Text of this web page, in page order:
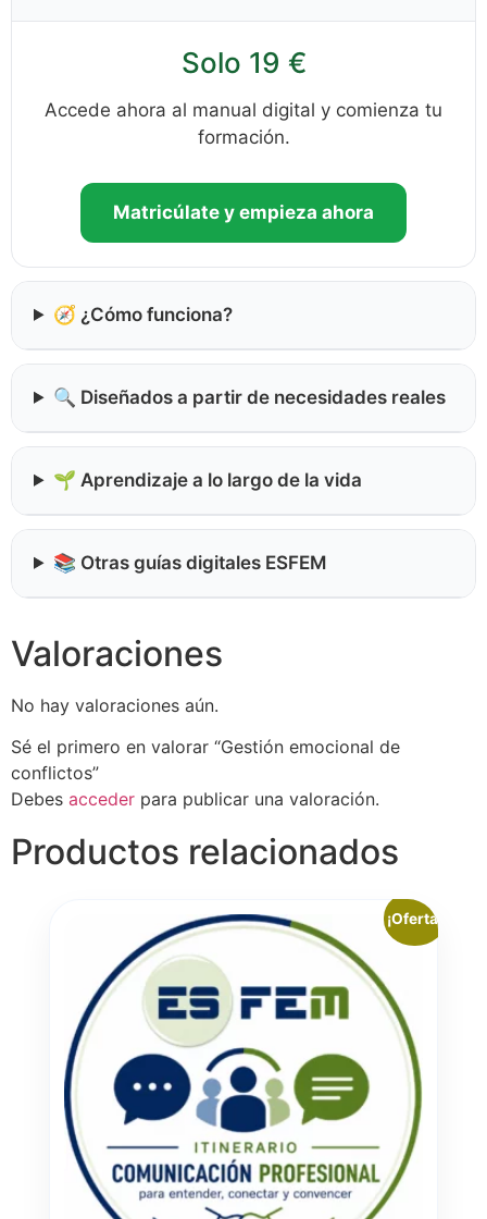
Solo 19 €
Accede ahora al manual digital y comienza tu
formación.
Matricúlate y empieza ahora
🧭 ¿Cómo funciona?
🔍 Diseñados a partir de necesidades reales
🌱 Aprendizaje a lo largo de la vida
📚 Otras guías digitales ESFEM
Valoraciones
No hay valoraciones aún.
Sé el primero en valorar “Gestión emocional de
conflictos”
Debes acceder para publicar una valoración.
Productos relacionados
¡Oferta!